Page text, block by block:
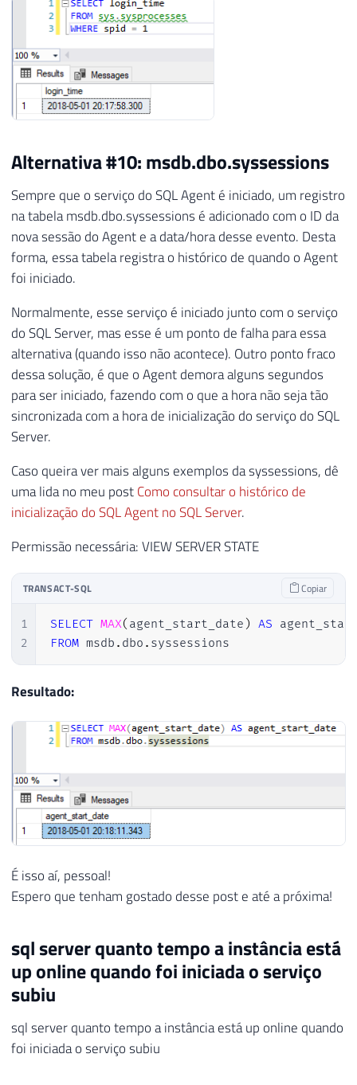
Alternativa #10: msdb.dbo.syssessions
Sempre que o serviço do SQL Agent é iniciado, um registro
na tabela msdb.dbo.syssessions é adicionado com o ID da
nova sessão do Agent e a data/hora desse evento. Desta
forma, essa tabela registra o histórico de quando o Agent
foi iniciado.
Normalmente, esse serviço é iniciado junto com o serviço
do SQL Server, mas esse é um ponto de falha para essa
alternativa (quando isso não acontece). Outro ponto fraco
dessa solução, é que o Agent demora alguns segundos
para ser iniciado, fazendo com o que a hora não seja tão
sincronizada com a hora de inicialização do serviço do SQL
Server.
Caso queira ver mais alguns exemplos da syssessions, dê
uma lida no meu postComo consultar o histórico de
inicialização do SQL Agent no SQL Server.
Permissão necessária: VIEW SERVER STATE
TRANSACT-SQL Copiar
1
2
SELECT MAX( agent_start_date ) AS
FROM msdb . dbo . syssessions
Resultado:
É isso aí, pessoal!
Espero que tenham gostado desse post e até a próxima!
sql server quanto tempo a instância está
up online quando foi iniciada o serviço
subiu
sql server quanto tempo a instância está up online quando
foi iniciada o serviço subiu